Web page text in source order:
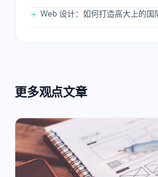
Web 设计：如何打造高大上的国
更多观点文章